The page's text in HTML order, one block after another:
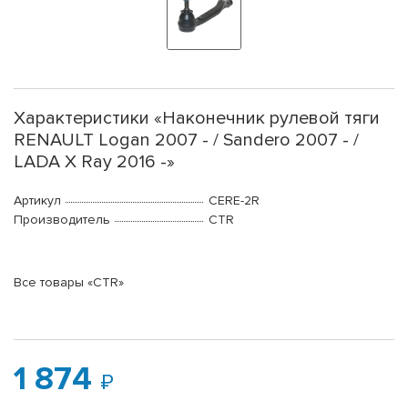
Характеристики «Наконечник рулевой тяги
RENAULT Logan 2007 - / Sandero 2007 - /
LADA X Ray 2016 -»
Артикул
CERE-2R
Производитель
CTR
Все товары «CTR»
1 874